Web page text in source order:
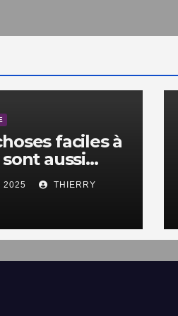
faciles à
aussi
à ne pas
2025 THIERRY